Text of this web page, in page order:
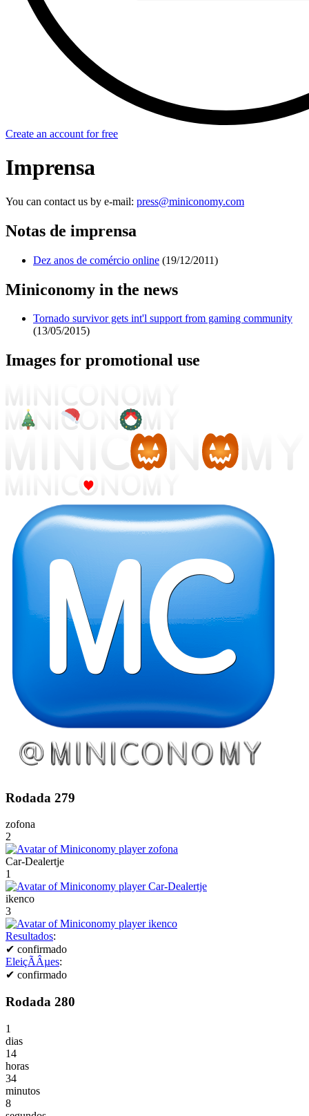
Create an account for free
Imprensa
You can contact us by e-mail: press@miniconomy.com
Notas de imprensa
Dez anos de comércio online (19/12/2011)
Miniconomy in the news
Tornado survivor gets int'l support from gaming community
(13/05/2015)
Images for promotional use
Rodada 279
zofona
2
Car-Dealertje
1
ikenco
3
Resultados:
✔ confirmado
EleiçÃÂµes:
✔ confirmado
Rodada 280
1
dias
14
horas
34
minutos
8